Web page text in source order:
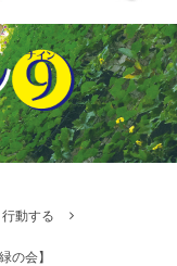
行動する
の会】